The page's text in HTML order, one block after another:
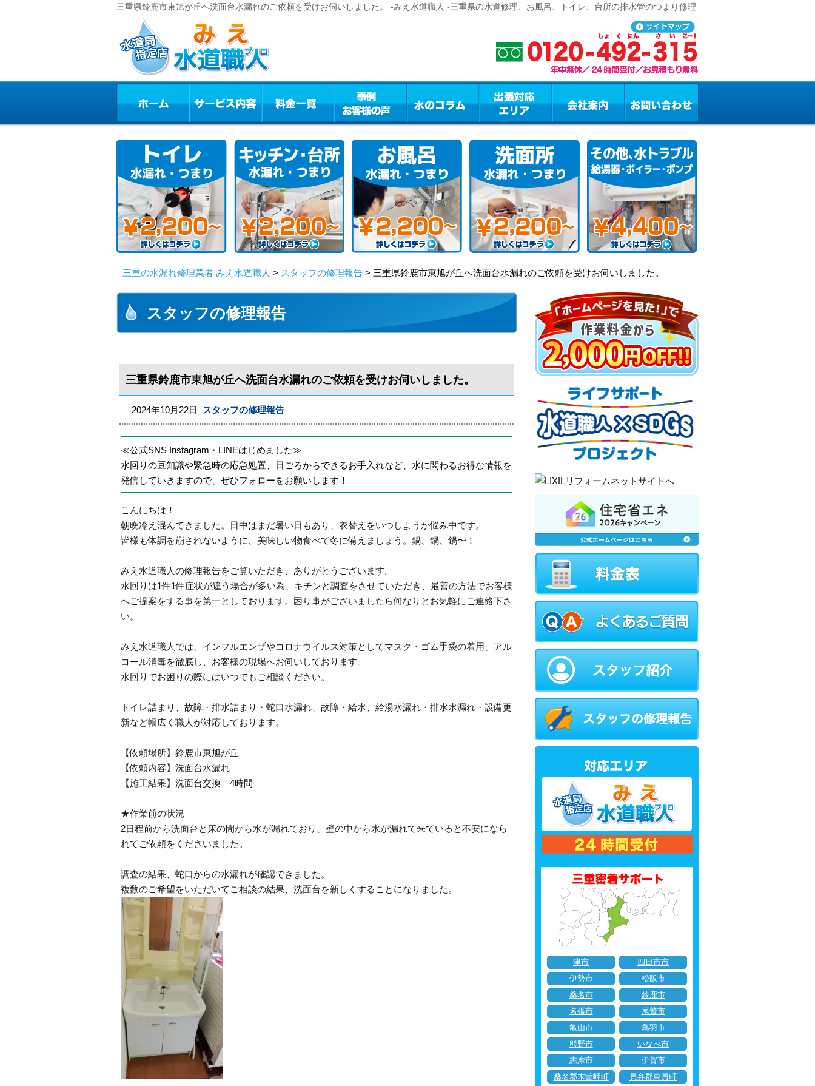
三重県鈴鹿市東旭が丘へ洗面台水漏れのご依頼を受けお伺いしました。 -みえ水道職人 -三重県の水道修理、お風呂、トイレ、台所の排水管のつまり修理
三重の水漏れ修理業者 みえ水道職人 > スタッフの修理報告 > 三重県鈴鹿市東旭が丘へ洗面台水漏れのご依頼を受けお伺いしました。
スタッフの修理報告
三重県鈴鹿市東旭が丘へ洗面台水漏れのご依頼を受けお伺いしました。
2024年10月22日 スタッフの修理報告
≪公式SNS Instagram・LINEはじめました≫
水回りの豆知識や緊急時の応急処置、日ごろからできるお手入れなど、水に関わるお得な情報を
発信していきますので、ぜひフォローをお願いします！
こんにちは！
朝晩冷え混んできました。日中はまだ暑い日もあり、衣替えをいつしようか悩み中です。
皆様も体調を崩されないように、美味しい物食べて冬に備えましょう。鍋、鍋、鍋〜！
みえ水道職人の修理報告をご覧いただき、ありがとうございます。
水回りは1件1件症状が違う場合が多い為、キチンと調査をさせていただき、最善の方法でお客様
へご提案をする事を第一としております。困り事がございましたら何なりとお気軽にご連絡下さ
い。
みえ水道職人では、インフルエンザやコロナウイルス対策としてマスク・ゴム手袋の着用、アル
コール消毒を徹底し、お客様の現場へお伺いしております。
水回りでお困りの際にはいつでもご相談ください。
トイレ詰まり、故障・排水詰まり・蛇口水漏れ、故障・給水、給湯水漏れ・排水水漏れ・設備更
新など幅広く職人が対応しております。
【依頼場所】鈴鹿市東旭が丘
【依頼内容】洗面台水漏れ
【施工結果】洗面台交換 4時間
★作業前の状況
2日程前から洗面台と床の間から水が漏れており、壁の中から水が漏れて来ていると不安になら
れてご依頼をくださいました。
調査の結果、蛇口からの水漏れが確認できました。
複数のご希望をいただいてご相談の結果、洗面台を新しくすることになりました。
津市
四日市市
伊勢市
松阪市
桑名市
鈴鹿市
名張市
尾鷲市
亀山市
鳥羽市
熊野市
いなべ市
志摩市
伊賀市
桑名郡木曽岬町
員弁郡東員町